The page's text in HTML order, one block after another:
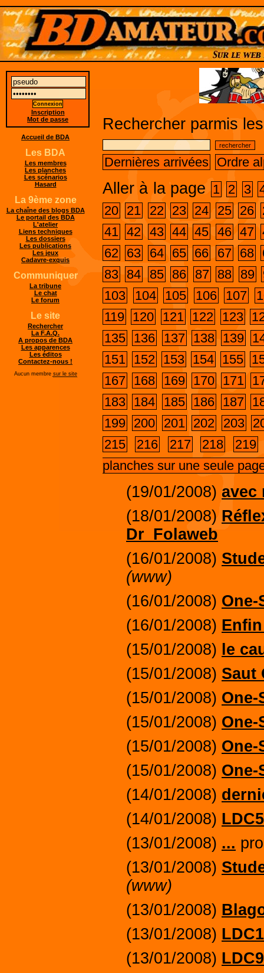
Rechercher parmis
Dernières arrivées Ordre
Aller à la page 1 2 3
20 21 22 23 24 25 26
41 42 43 44 45 46 47
62 63 64 65 66 67 68
83 84 85 86 87 88 89
103
104 105 106 107
119 120 121 122 123
135 136 137 138 139
151 152 153 154 155
167 168 169 170 171
183 184 185 186 187
199 200 201 202 203
215
216 217 218
219
planches sur une seule
(19/01/2008) avec
(18/01/2008)
Dr_Folaweb
(16/01/2008)
(www)
(16/01/2008) One-
(16/01/2008)
(15/01/2008) le
(15/01/2008) Saut
(15/01/2008) One-
(15/01/2008) One-
(15/01/2008) One-
(15/01/2008) One-
(14/01/2008)
(14/01/2008) LDC5
(13/01/2008) ...
(13/01/2008)
(www)
(13/01/2008)
(13/01/2008)
(13/01/2008) LDC9
Inscription
Mot de passe
Accueil de BDA
Les BDA
Les membres
Les planches
Les scénarios
Hasard
La 9ème zone
La chaîne des blogs BDA
Le portail des BDA
L'atelier
Liens techniques
Les dossiers
Les publications
Les jeux
Cadavre-exquis
Communiquer
La tribune
Le chat
Le forum
Le site
Rechercher
La F.A.Q.
A propos de BDA
Les apparences
Les éditos
Contactez-nous !
Aucun membre sur le site